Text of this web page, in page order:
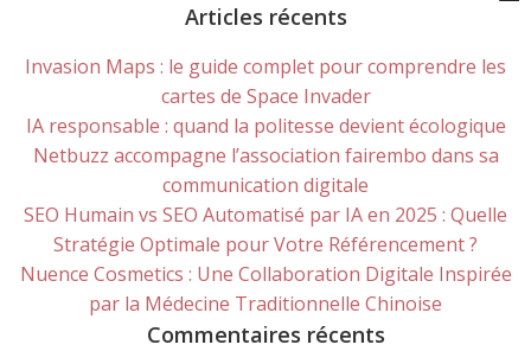
Articles récents
Invasion Maps : le guide complet pour comprendre les
cartes de Space Invader
IA responsable : quand la politesse devient écologique
Netbuzz accompagne l’association fairembo dans sa
communication digitale
SEO Humain vs SEO Automatisé par IA en 2025 : Quelle
Stratégie Optimale pour Votre Référencement ?
Nuence Cosmetics : Une Collaboration Digitale Inspirée
par la Médecine Traditionnelle Chinoise
Commentaires récents